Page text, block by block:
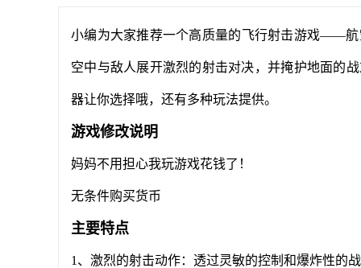
小编为大家推荐一个高质量的飞行射击游戏——
空中与敌人展开激烈的射击对决，并掩护地面的
器让你选择哦，还有多种玩法提供。
游戏修改说明
妈妈不用担心我玩游戏花钱了！
无条件购买货币
主要特点
1、激烈的射击动作：透过灵敏的控制和爆炸性的